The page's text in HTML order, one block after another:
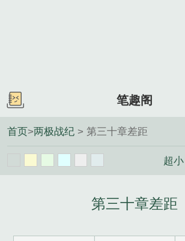
笔趣阁
首页>两极战纪 > 第三十章差距
超小
第三十章差距